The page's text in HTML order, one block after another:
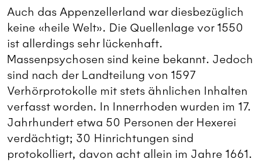
Auch das Appenzellerland war diesbezüglich
keine «heile Welt». Die Quellenlage vor 1550
ist allerdings sehr lückenhaft.
Massenpsychosen sind keine bekannt. Jedoch
sind nach der Landteilung von 1597
Verhörprotokolle mit stets ähnlichen Inhalten
verfasst worden. In Innerrhoden wurden im 17.
Jahrhundert etwa 50 Personen der Hexerei
verdächtigt; 30 Hinrichtungen sind
protokolliert, davon acht allein im Jahre 1661.